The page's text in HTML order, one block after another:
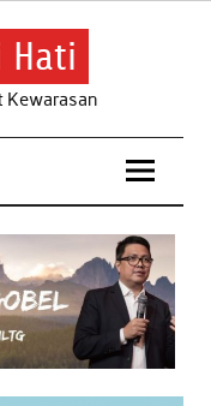
Hati
Kewarasan